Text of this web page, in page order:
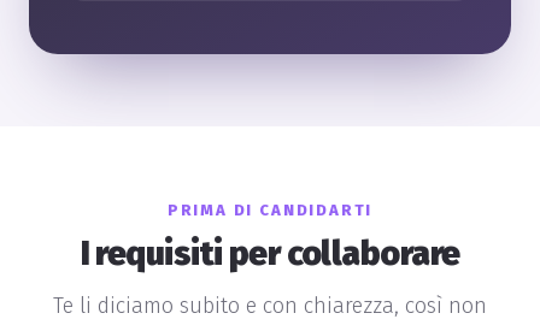
PRIMA DI CANDIDARTI
I requisiti per collaborare
Te li diciamo subito e con chiarezza, così non